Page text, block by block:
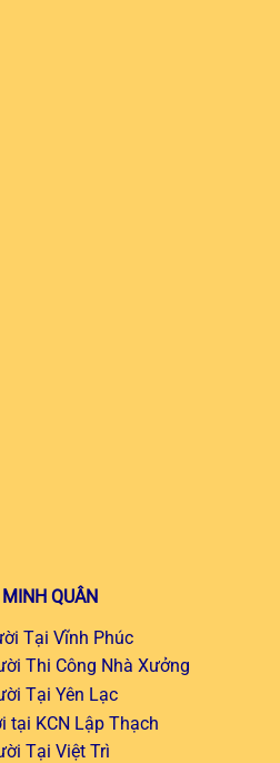
QUÂN
Tại Vĩnh Phúc
Thi Công Nhà Xưởng
Tại Yên Lạc
tại KCN Lập Thạch
Tại Việt Trì